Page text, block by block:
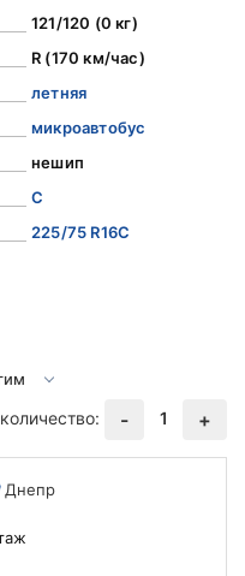
121/120 (0 кг)
R (170 км/час)
летняя
микроавтобус
нешип
C
225/75 R16C
- 1 +
Днепр